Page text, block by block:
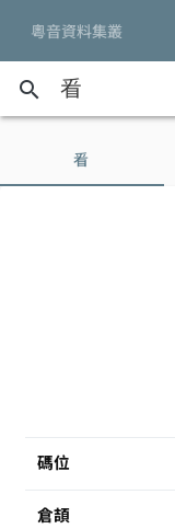
粵音資料集叢
search
㸔
碼位
倉頡